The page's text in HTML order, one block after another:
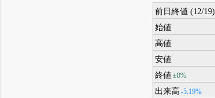
前日終値 (12/19)
始値
高値
安値
終値 ±0%
出来高 -5.19%